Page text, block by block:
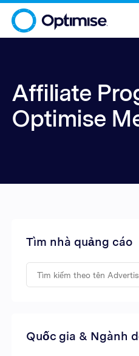
Affiliate
Optimise
Tìm nhà quảng cáo
Quốc gia & Ngành